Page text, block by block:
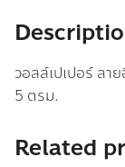
quantity
วอลล์เปเปอร์ ลา
5 ตรม.
Related